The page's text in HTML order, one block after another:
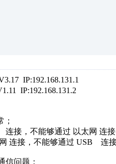
IP:192.168.131.1
IP:192.168.131.2
接，不能够通过 以太网 连接
连接，不能够通过 USB 连接
信问题：